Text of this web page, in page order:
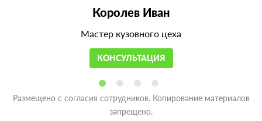
Королев Иван
Мастер кузовного цеха
КОНСУЛЬТАЦИЯ
Размещено с согласия сотрудников. Копирование материалов
запрещено.